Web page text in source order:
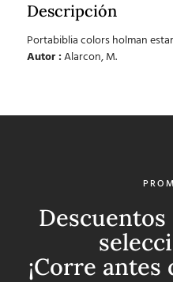
Descripción
Portabiblia colors holman
Autor :Alarcon, M.
¡Corre antes